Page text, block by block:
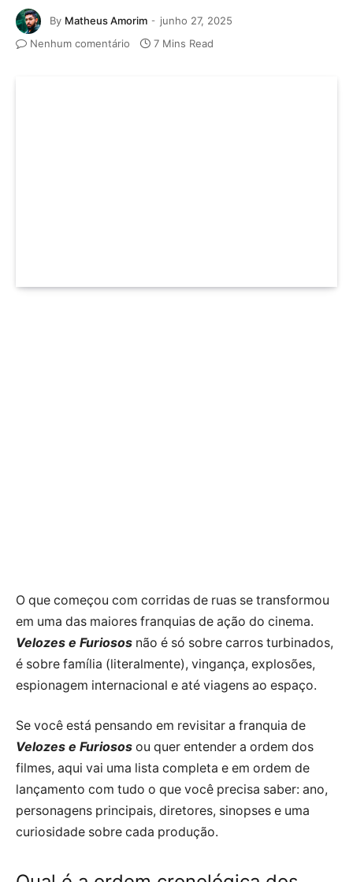
By Matheus Amorim
junho 27, 2025
Nenhum comentário
7 Mins Read
O que começou com corridas de ruas se transformou
em uma das maiores franquias de ação do cinema.
Velozes e Furiosos não é só sobre carros turbinados,
é sobre família (literalmente), vingança, explosões,
espionagem internacional e até viagens ao espaço.
Se você está pensando em revisitar a franquia de
Velozes e Furiosos ou quer entender a ordem dos
filmes, aqui vai uma lista completa e em ordem de
lançamento com tudo o que você precisa saber: ano,
personagens principais, diretores, sinopses e uma
curiosidade sobre cada produção.